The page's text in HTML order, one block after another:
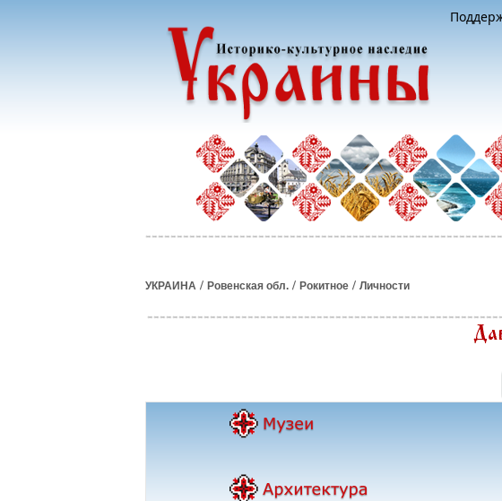
УКРАИНА / Ровенская обл. / Рокитное / Личности